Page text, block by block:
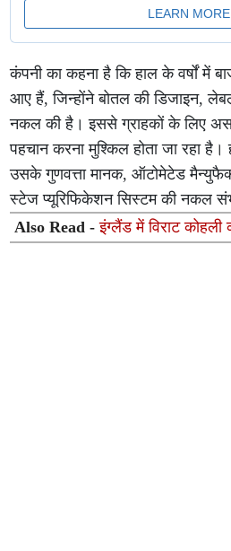
कंपनी का कहना है कि हाल के वर्षों में
आए हैं, जिन्होंने बोतल की डिजाइन,
नकल की है। इससे ग्राहकों के लिए
पहचान करना मुश्किल होता जा रहा है।
उसके गुणवत्ता मानक, ऑटोमेटेड
स्टेज प्यूरिफिकेशन सिस्टम की नकल
Also Read -इंग्लैंड में विराट कोहली
और रिकी पोंटिंग को पछाड़कर रचा नया